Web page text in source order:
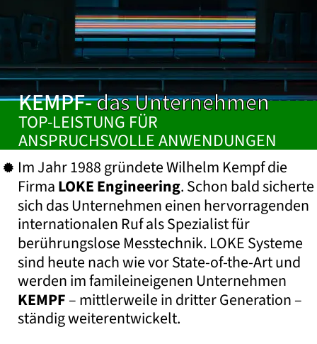
KEMPF- das Unternehmen
Im Jahr 1988 gründete Wilhelm Kempf die
Firma LOKE Engineering. Schon bald sicherte
sich das Unternehmen einen hervorragenden
internationalen Ruf als Spezialist für
berührungslose Messtechnik. LOKE Systeme
sind heute nach wie vor State-of-the-Art und
werden im famileineigenen Unternehmen
KEMPF – mittlerweile in dritter Generation –
ständig weiterentwickelt.
TOP-LEISTUNG FÜR
ANSPRUCHSVOLLE ANWENDUNGEN
